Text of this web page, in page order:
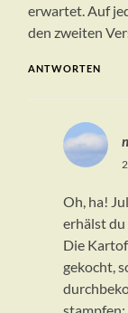
erwartet. Auf
den zweiten
ANTWORTEN
Oh, ha!
erhälst du
Die
gekocht,
stampfen: